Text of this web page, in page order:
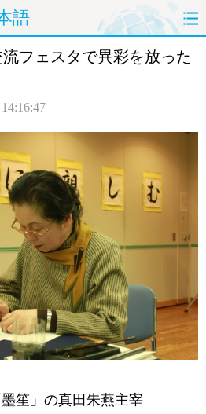
語
政治 経済
写真
フェスタで異彩を放った
笙」の真田朱燕主宰